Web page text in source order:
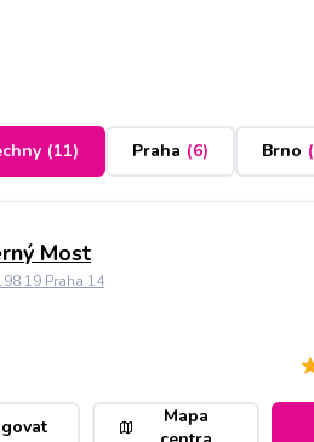
(11) Praha (6) Brno (
Most
19 Praha 14
Mapa